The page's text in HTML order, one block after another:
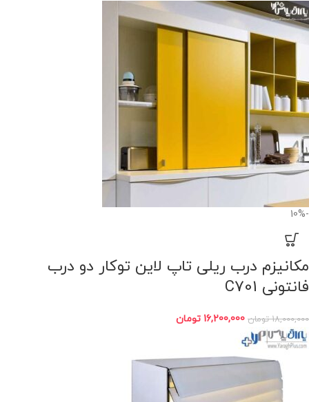
-10%
مکانیزم درب ریلی تاپ لاین توکار دو درب
فانتونی C701
18,000,000 تومان 16,200,000 تومان